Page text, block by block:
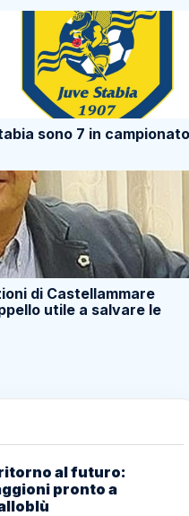
sono 7 in campionato
di Castellammare
utile a salvare le
al futuro:
pronto a